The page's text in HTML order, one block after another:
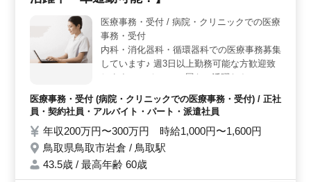
る業務があります。入居者一人ひとりの個別のニーズに
応えるため幅広いスキルが必要です。 ＜備考＞ 社
会保険完備や交通費支給など働きやすい環境が整ってい
ます。また駅チカで車通勤も可能です。勤務日数や時間
は相談可能で柔軟に調整が行われます。長期勤務を希望
医療事務・受付 / 病院・クリニックでの医療
事務・受付
内科・消化器科・循環器科での医療事務募集
しています♪ 週3日以上勤務可能な方歓迎致
します！ 〜☆シニア層もご活躍なさってい
電話対応 ・カルテ作成、整理、管理 ・レセ
プト作成 ・介護保険請求業務 ・診療補助 50
代もご活躍なさっています！ 残業少なめ
で、車通勤可能！ 医療事務、医療秘書、医
療クラーク等今までの経験を活かして働ける
医療事務・受付 (病院・クリニックでの医療事務・受付) / 正社
員・契約社員・アルバイト・パート・派遣社員
年収200万円〜300万円 時給1,000円〜1,600円
鳥取県鳥取市岩倉 / 鳥取駅
43.5歳 / 最高年齢 60歳